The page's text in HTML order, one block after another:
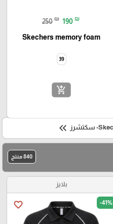
250 ₪ 190 ₪
Skechers memory foam
39
add_shopping_cart
keyboard_double_arrow_left
840 منتج
بلايز
favorite_border -41%